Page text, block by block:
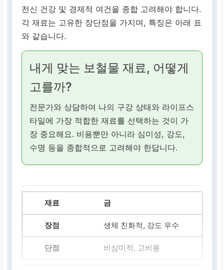
전신 건강 및 경제적 여건을 종합 고려해야 합니다.
각 재료는 고유한 장단점을 가지며, 특징은 아래 표
와 같습니다.
내게 맞는 보철물 재료, 어떻게
고를까?
전문가와 상담하여 나의 구강 상태와 라이프스
타일에 가장 적합한 재료를 선택하는 것이 가
장 중요해요. 비용뿐만 아니라 심미성, 강도,
수명 등을 종합적으로 고려해야 한답니다.
금
생체 친화적, 강도 우수
비심미적, 고비용